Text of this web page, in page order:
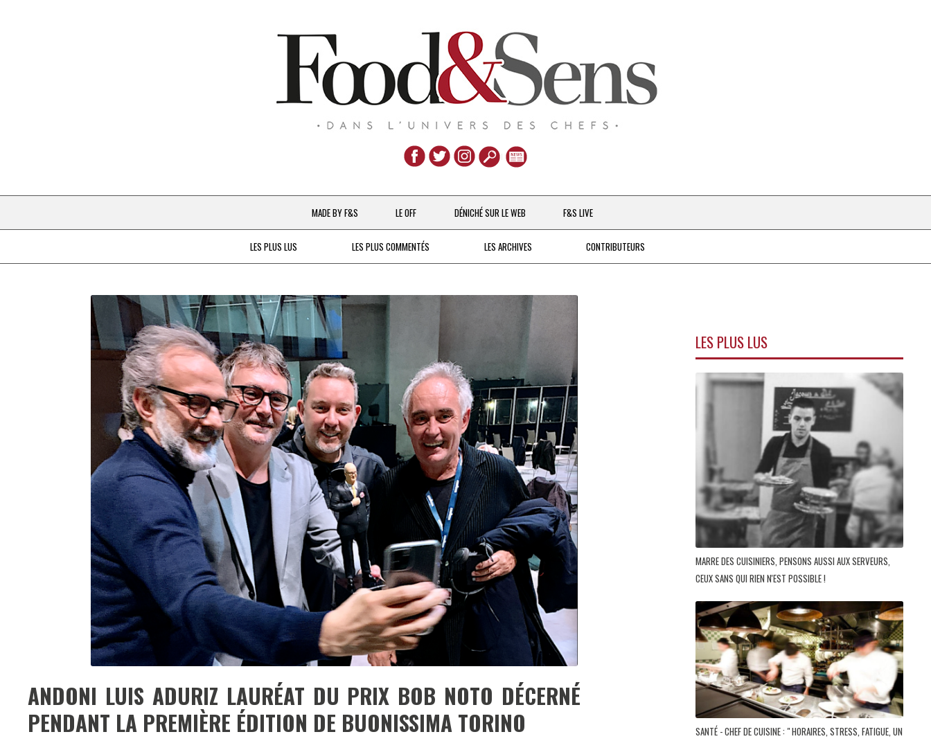
Aller
au
contenu
MADE BY F&S
CHEFS & ACTUALITÉS
À LA PETITE CUILLÈRE
LE OFF DÉNICHÉ SUR LE WEB F&S LIVE
LES PLUS LUS LES PLUS COMMENTÉS LES ARCHIVES
DEPUIS 2016
CONTRIBUTEURS
ANDONI LUIS ADURIZ LAURÉAT DU PRIX BOB NOTO DÉCERNÉ
PENDANT LA PREMIÈRE ÉDITION DE BUONISSIMA TORINO
LES PLUS LUS
MARRE DES CUISINIERS, PENSONS AUSSI AUX SERVEURS,
CEUX SANS QUI RIEN N'EST POSSIBLE !
SANTÉ - CHEF DE CUISINE : " HORAIRES, STRESS, FATIGUE, UN